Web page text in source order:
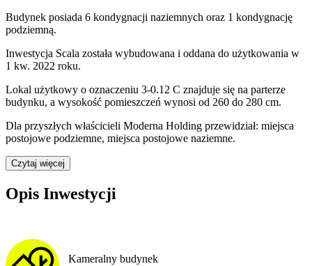
Budynek posiada 6 kondygnacji naziemnych oraz 1 kondygnację
podziemną.
Inwestycja Scala została wybudowana i oddana do użytkowania w
1 kw. 2022 roku.
Lokal użytkowy o oznaczeniu 3-0.12 C znajduje się na parterze
budynku, a wysokość pomieszczeń wynosi od 260 do 280 cm.
Dla przyszłych właścicieli Moderna Holding przewidział: miejsca
postojowe podziemne, miejsca postojowe naziemne.
Czytaj więcej
Opis Inwestycji
Kameralny budynek